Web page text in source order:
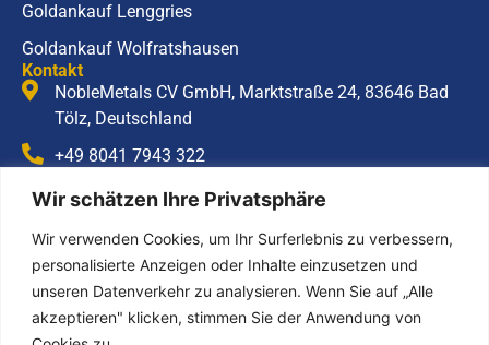
Wir schätzen Ihre Privatsphäre
Wir verwenden Cookies, um Ihr Surferlebnis zu verbessern,
personalisierte Anzeigen oder Inhalte einzusetzen und
unseren Datenverkehr zu analysieren. Wenn Sie auf „Alle
akzeptieren" klicken, stimmen Sie der Anwendung von
Goldankauf Lenggries
Goldankauf Wolfratshausen
Kontakt
NobleMetals CV GmbH, Marktstraße 24, 83646 Bad
Tölz, Deutschland
+49 8041 7943 322
info@noblemetals.com
Montag – Freitag
10:00 – 18:00 Uhr
Samstag
Geschlossen